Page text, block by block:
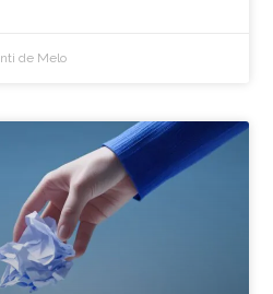
de Melo